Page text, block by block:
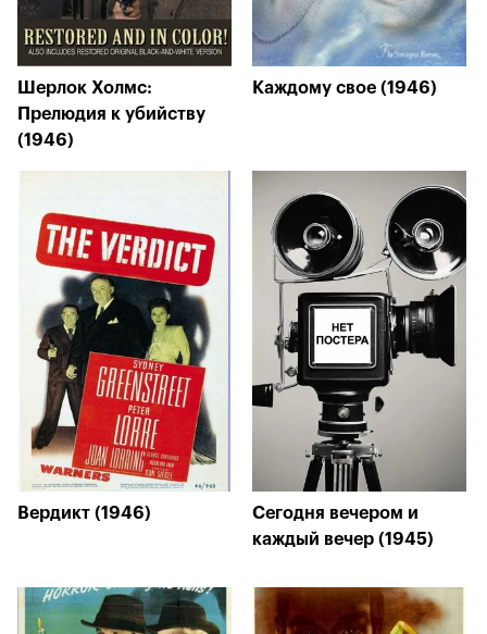
Шерлок Холмс:
Прелюдия к убийству
(1946)
Каждому свое (1946)
Вердикт (1946)
Сегодня вечером и
каждый вечер (1945)